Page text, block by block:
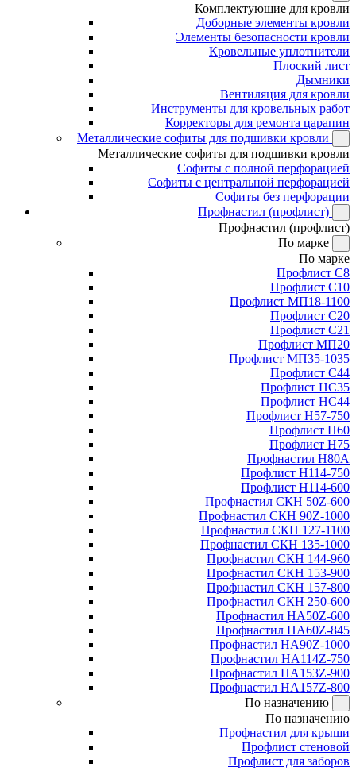
Комплектующие для кровли
Доборные элементы кровли
Элементы безопасности кровли
Кровельные уплотнители
Плоский лист
Дымники
Вентиляция для кровли
Инструменты для кровельных работ
Корректоры для ремонта царапин
Металлические софиты для подшивки кровли
Металлические софиты для подшивки кровли
Софиты с полной перфорацией
Софиты с центральной перфорацией
Софиты без перфорации
Профнастил (профлист)
Профнастил (профлист)
По марке
По марке
Профлист С8
Профлист С10
Профлист МП18-1100
Профлист С20
Профлист С21
Профлист МП20
Профлист МП35-1035
Профлист С44
Профлист НС35
Профлист НС44
Профлист Н57-750
Профлист Н60
Профлист Н75
Профнастил Н80А
Профлист Н114-750
Профлист Н114-600
Профнастил СКН 50Z-600
Профнастил СКН 90Z-1000
Профнастил СКН 127-1100
Профнастил СКН 135-1000
Профнастил СКН 144-960
Профнастил СКН 153-900
Профнастил СКН 157-800
Профнастил СКН 250-600
Профнастил НА50Z-600
Профнастил НА60Z-845
Профнастил НА90Z-1000
Профнастил НА114Z-750
Профнастил НА153Z-900
Профнастил НА157Z-800
По назначению
По назначению
Профнастил для крыши
Профлист стеновой
Профлист для заборов